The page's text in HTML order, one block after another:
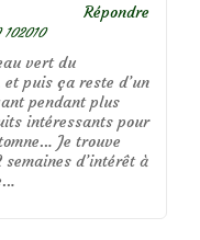
vert du
puis ça reste d’un
pendant plus
intéressants pour
Je trouve
d’intérêt à
Répondre